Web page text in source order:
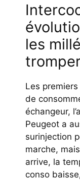
les
Les
de
échangeur,
Peugeot a
surinjection
marche,
arrive, la
conso